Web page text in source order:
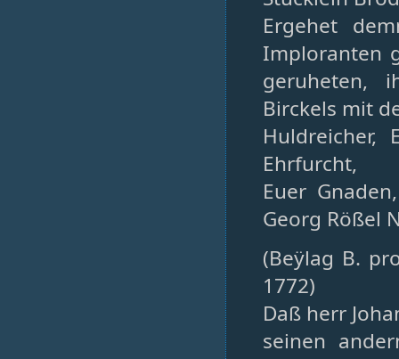
Ergehet
Imploranten
geruheten,
Birckels mit
Ehrfurcht,
Euer
Georg Rößel
(Beÿlag B.
1772)
Daß herr
seinen